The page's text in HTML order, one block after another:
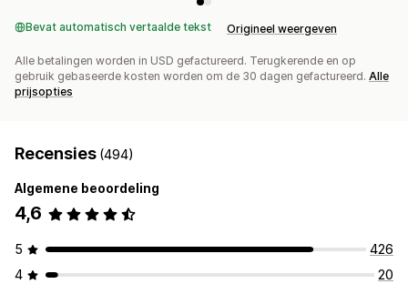
Bevat automatisch vertaalde tekst Origineel weergeven
Alle betalingen worden in USD gefactureerd. Terugkerende en op
gebruik gebaseerde kosten worden om de 30 dagen gefactureerd. Alle
prijsopties
Recensies (494)
Algemene beoordeling
4,6
5
426
4
20